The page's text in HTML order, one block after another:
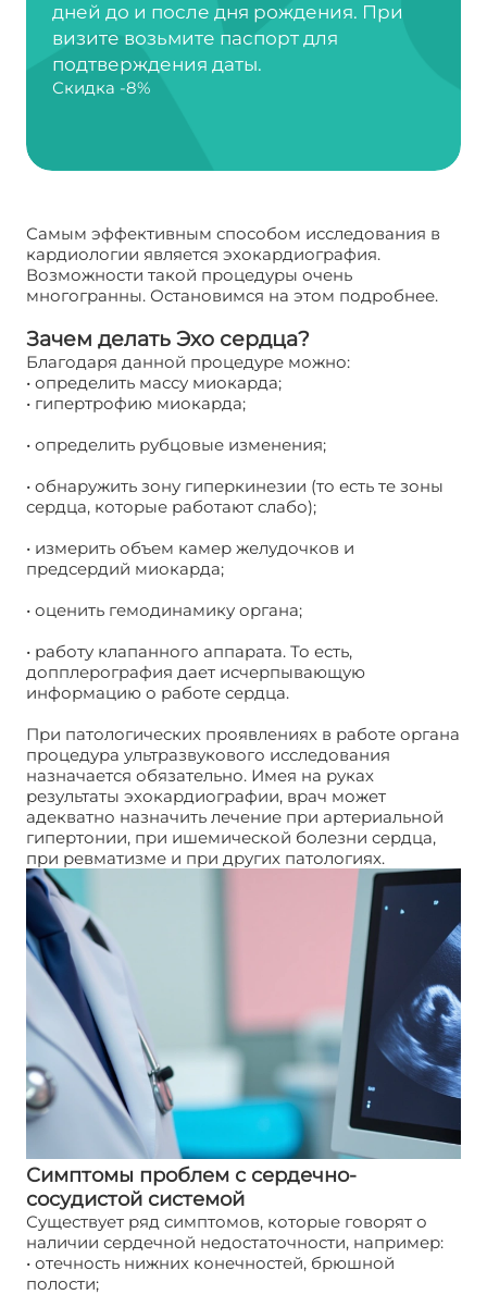
дней до и после дня рождения. При
визите возьмите паспорт для
подтверждения даты.
Скидка -8%
Самым эффективным способом исследования в
кардиологии является эхокардиография.
Возможности такой процедуры очень
многогранны. Остановимся на этом подробнее.
Зачем делать Эхо сердца?
Благодаря данной процедуре можно:
• определить массу миокарда;
• гипертрофию миокарда;
• определить рубцовые изменения;
• обнаружить зону гиперкинезии (то есть те зоны
сердца, которые работают слабо);
• измерить объем камер желудочков и
предсердий миокарда;
• оценить гемодинамику органа;
• работу клапанного аппарата. То есть,
допплерография дает исчерпывающую
информацию о работе сердца.
При патологических проявлениях в работе органа
процедура ультразвукового исследования
назначается обязательно. Имея на руках
результаты эхокардиографии, врач может
адекватно назначить лечение при артериальной
гипертонии, при ишемической болезни сердца,
при ревматизме и при других патологиях.
Симптомы проблем с сердечно-
сосудистой системой
Существует ряд симптомов, которые говорят о
наличии сердечной недостаточности, например:
• отечность нижних конечностей, брюшной
полости;